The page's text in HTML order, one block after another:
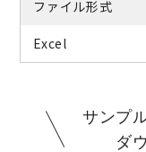
ファイル形式
Excel
サンプ
ダ